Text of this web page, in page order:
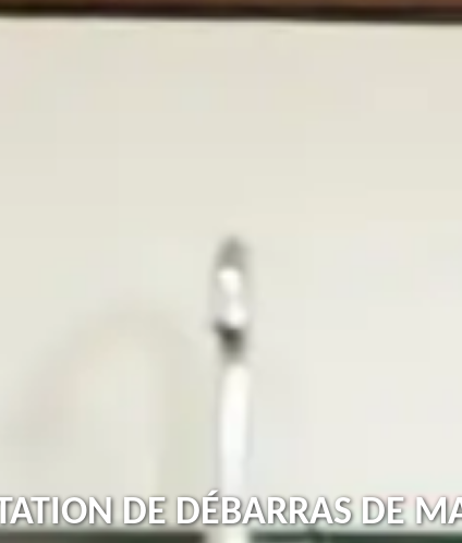
DE DÉBARRAS DE